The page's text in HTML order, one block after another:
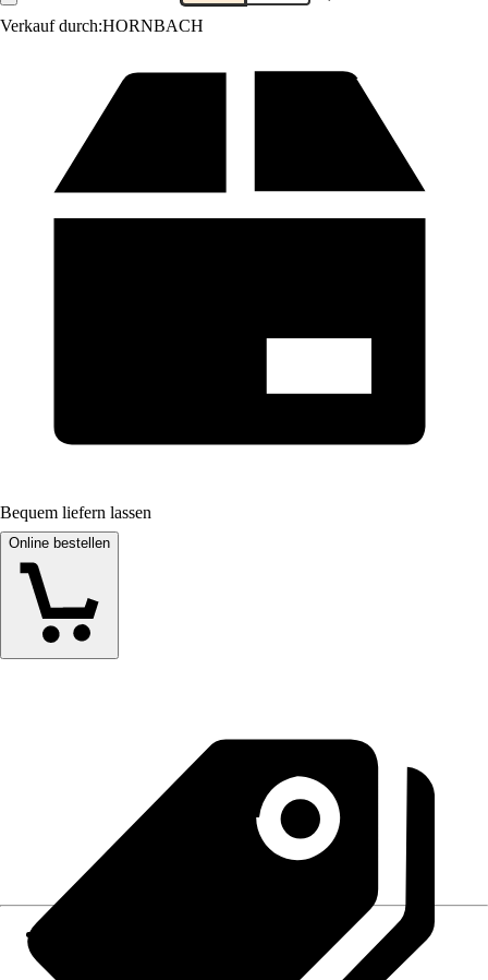
Verkauf durch:HORNBACH
Bequem liefern lassen
Online bestellen